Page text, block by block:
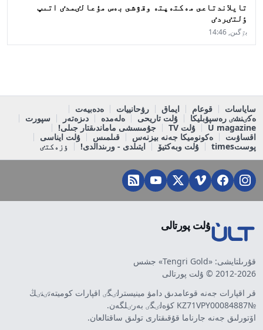
تايلاندتاعى مەكتەپتە وقۋشى بەس مۇعالٸمدٸ اتىپ
ٶلتٸردٸ
بٷگىن, 14:46
ساياسات قوعام ايماق رۋحانييات
ەدەبيەت
ەكٸنشٸ رەسپۋبليكا
ۇلت تاريحى ەلەمدە دىزەتەر
سپورت
U magazine
ۇلت TV
جۇمىسشى ماماندىقتار جىلى!
اقساۋىت
ەكونوميكا جەنە بيزنەس قىلمىس
ۇلت ايناسى
پوستtimes
ۇلت وبەكتيۆ ايتىلدى - ورىندالدى! ٶزەكتٸ
ۇلت پورتالى
قۇرىلتايشى: «Tengri Gold» جشس
2012-2026 © ۇلت پورتالى
قر اقپارات جەنە قوعامدىق دامۋ مينيسترلٸگٸ اقپارات كوميتەتٸنٸڭ
№KZ71VPY00084887 كۋەلٸگٸ بەرٸلگەن.
اۆتورلىق جەنە جارناما قۇقىقتارى تولىق ساقتالعان.